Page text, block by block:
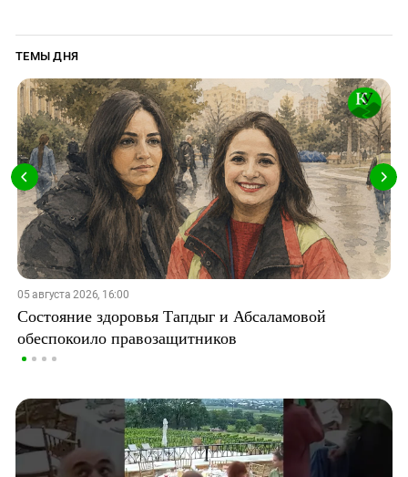
ТЕМЫ ДНЯ
05 августа 2026, 16:00
Состояние здоровья Тапдыг и Абсаламовой
обеспокоило правозащитников